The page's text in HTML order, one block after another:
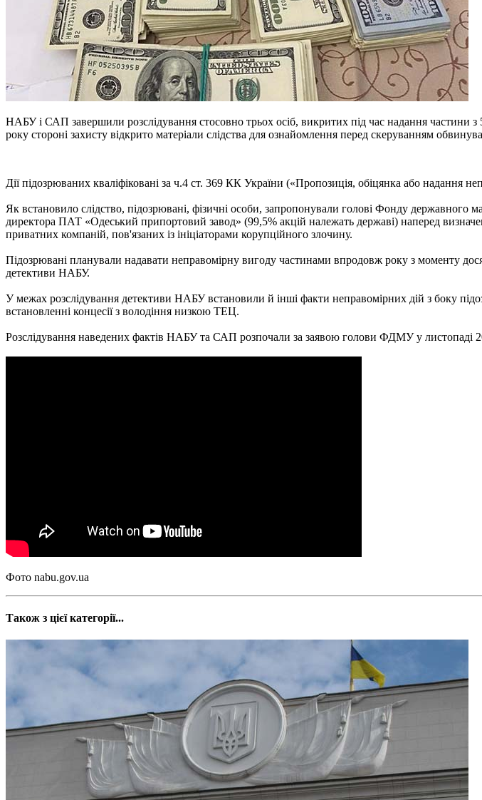
НАБУ і САП завершили розслідування стосовно трьох осіб, викритих під час надання
року стороні захисту відкрито матеріали слідства для ознайомлення перед скеруванням
Дії підозрюваних кваліфіковані за ч.4 ст. 369 КК України («Пропозиція, обіцянка або надання
Як встановило слідство, підозрювані, фізичні особи, запропонували голові Фонду
директора ПАТ «Одеський припортовий завод» (99,5% акцій належать державі) наперед
приватних компаній, пов'язаних із ініціаторами корупційного злочину.
Підозрювані планували надавати неправомірну вигоду частинами впродовж року з моменту
детективи НАБУ.
У межах розслідування детективи НАБУ встановили й інші факти неправомірних дій з боку
встановленні концесії з володіння низкою ТЕЦ.
Розслідування наведених фактів НАБУ та САП розпочали за заявою голови ФДМУ у листопаді
Фото nabu.gov.ua
Також з цієї категорії...